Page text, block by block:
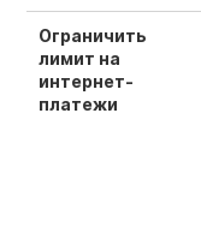
Ограничить
лимит на
интернет-
платежи